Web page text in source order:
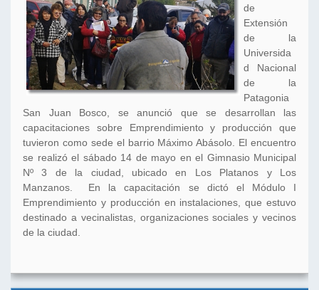
de
Extensión
de la
Universida
d Nacional
de la
Patagonia
San Juan Bosco, se anunció que se desarrollan las
capacitaciones sobre Emprendimiento y producción que
tuvieron como sede el barrio Máximo Abásolo. El encuentro
se realizó el sábado 14 de mayo en el Gimnasio Municipal
Nº 3 de la ciudad, ubicado en Los Platanos y Los
Manzanos. En la capacitación se dictó el Módulo I
Emprendimiento y producción en instalaciones, que estuvo
destinado a vecinalistas, organizaciones sociales y vecinos
de la ciudad.